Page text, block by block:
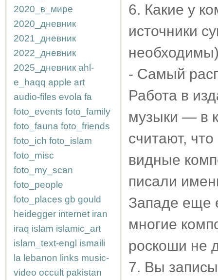
2020_в_мире
2020_дневник
2021_дневник
2022_дневник
2025_дневник ahl-
e_haqq apple art
audio-files evola fa
foto_events foto_family
foto_fauna foto_friends
foto_ich foto_islam
foto_misc
foto_my_scan
foto_people
foto_places gb gould
heidegger internet iran
iraq islam islamic_art
islam_text-engl ismaili
la lebanon links music-
video occult pakistan
6. Какие у
источники
- Самый
Работа в
музыки — в
считают,
видные
писали
Западе еще
многие
роскоши не
7. Вы